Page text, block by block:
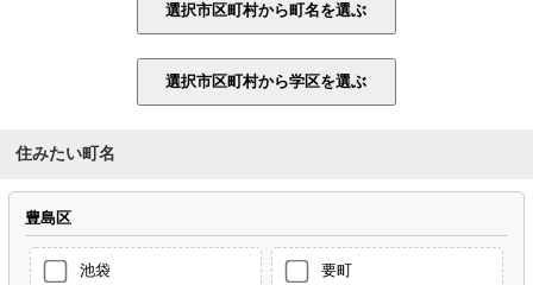
住みたい町名
豊島区
池袋 要町